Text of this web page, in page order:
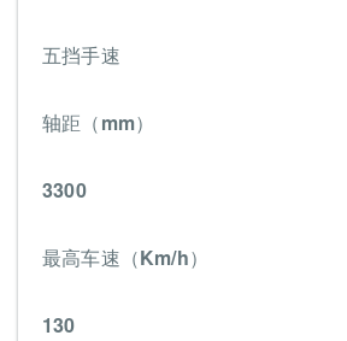
五挡手速
轴距（mm）
3300
最高车速（Km/h）
130